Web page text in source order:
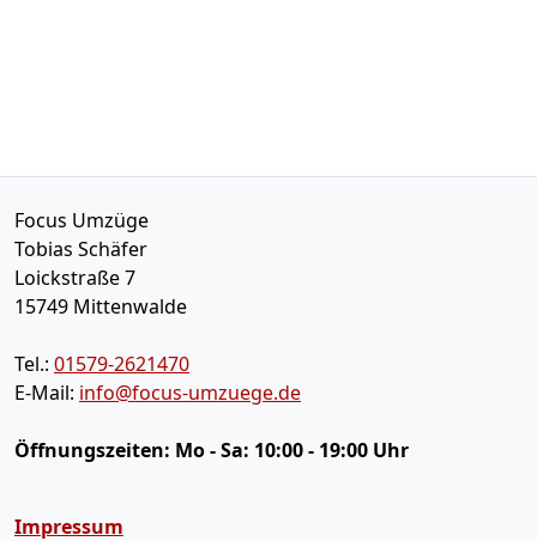
Focus Umzüge
Tobias Schäfer
Loickstraße 7
15749 Mittenwalde
Tel.: 01579-2621470
E-Mail: info@focus-umzuege.de
Öffnungszeiten: Mo - Sa: 10:00 - 19:00 Uhr
Impressum